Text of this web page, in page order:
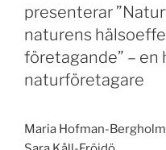
presenterar
naturens
företagande” – en
naturföretagare
Maria Hofman-Bergholm